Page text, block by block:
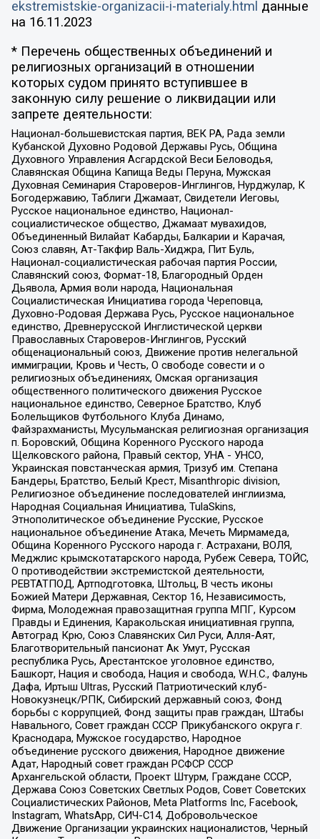
ekstremistskie-organizacii-i-materialy.html данные
на 16.11.2023
* Перечень общественных объединений и
религиозных организаций в отношении
которых судом принято вступившее в
законную силу решение о ликвидации или
запрете деятельности:
Национал-большевистская партия, ВЕК РА, Рада земли
Кубанской Духовно Родовой Державы Русь, Община
Духовного Управления Асгардской Веси Беловодья,
Славянская Община Капища Веды Перуна, Мужская
Духовная Семинария Староверов-Инглингов, Нурджулар, К
Богодержавию, Таблиги Джамаат, Свидетели Иеговы,
Русское национальное единство, Национал-
социалистическое общество, Джамаат мувахидов,
Объединенный Вилайат Кабарды, Балкарии и Карачая,
Союз славян, Ат-Такфир Валь-Хиджра, Пит Буль,
Национал-социалистическая рабочая партия России,
Славянский союз, Формат-18, Благородный Орден
Дьявола, Армия воли народа, Национальная
Социалистическая Инициатива города Череповца,
Духовно-Родовая Держава Русь, Русское национальное
единство, Древнерусской Инглистической церкви
Православных Староверов-Инглингов, Русский
общенациональный союз, Движение против нелегальной
иммиграции, Кровь и Честь, О свободе совести и о
религиозных объединениях, Омская организация
общественного политического движения Русское
национальное единство, Северное Братство, Клуб
Болельщиков Футбольного Клуба Динамо,
Файзрахманисты, Мусульманская религиозная организация
п. Боровский, Община Коренного Русского народа
Щелковского района, Правый сектор, УНА - УНСО,
Украинская повстанческая армия, Тризуб им. Степана
Бандеры, Братство, Белый Крест, Misanthropic division,
Религиозное объединение последователей инглиизма,
Народная Социальная Инициатива, TulaSkins,
Этнополитическое объединение Русские, Русское
национальное объединение Атака, Мечеть Мирмамеда,
Община Коренного Русского народа г. Астрахани, ВОЛЯ,
Меджлис крымскотатарского народа, Рубеж Севера, ТОЙС,
О противодействии экстремистской деятельности,
РЕВТАТПОД, Артподготовка, Штольц, В честь иконы
Божией Матери Державная, Сектор 16, Независимость,
Фирма, Молодежная правозащитная группа МПГ, Курсом
Правды и Единения, Каракольская инициативная группа,
Автоград Крю, Союз Славянских Сил Руси, Алля-Аят,
Благотворительный пансионат Ак Умут, Русская
республика Русь, Арестантское уголовное единство,
Башкорт, Нация и свобода, Нация и свобода, W.H.С., Фалунь
Дафа, Иртыш Ultras, Русский Патриотический клуб-
Новокузнецк/РПК, Сибирский державный союз, Фонд
борьбы с коррупцией, Фонд защиты прав граждан, Штабы
Навального, Совет граждан СССР Прикубанского округа г.
Краснодара, Мужское государство, Народное
объединение русского движения, Народное движение
Адат, Народный совет граждан РСФСР СССР
Архангельской области, Проект Штурм, Граждане СССР,
Держава Союз Советских Светлых Родов, Совет Советских
Социалистических Районов, Meta Platforms Inc, Facebook,
Instagram, WhatsApp, СИЧ-С14, Добровольческое
Движение Организации украинских националистов, Черный